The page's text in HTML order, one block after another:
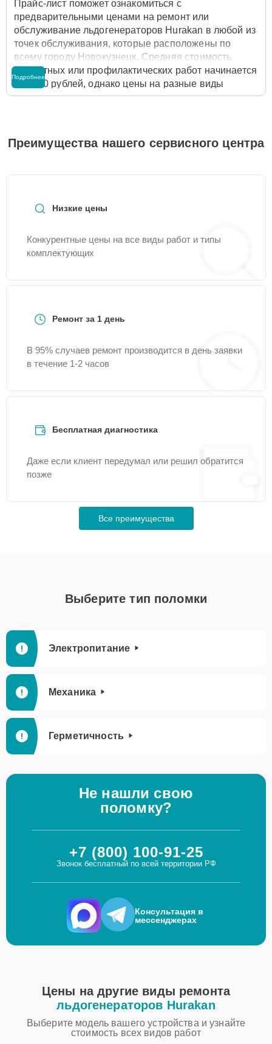
Прайс-лист поможет ознакомиться с
предварительными ценами на ремонт или
обслуживание льдогенераторов Hurakan в любой из
точек обслуживания, которые расположены по
всему городу Новокузнецк. Средняя стоимость
ремонтных или профилактических работ начинается
от 2800 рублей, однако цены на разные виды
комплектующих могут различаться. Полную
службы заботы о клиентах. Для расчета итоговой
стоимости ремонта льдогенератора достаточно
Подробнее
Преимущества нашего сервисного центра
Низкие цены
Конкурентные цены на все виды работ и типы
комплектующих
Ремонт за 1 день
В 95% случаев ремонт производится в день заявки
в течение 1-2 часов
Бесплатная диагностика
Даже если клиент передумал или решил обратится
позже
Все преимущества
Выберите тип поломки
Электропитание
Механика
Герметичность
Не нашли свою
поломку?
+7 (800) 100-91-25
Звонок бесплатный по всей территории РФ
Консультация в
мессенджерах
Цены на другие виды ремонта
льдогенераторов Hurakan
Выберите модель вашего устройства и узнайте
стоимость всех видов работ